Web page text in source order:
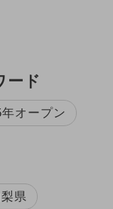
ード
オープン
県